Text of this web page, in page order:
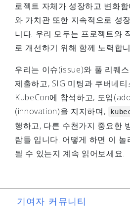
로젝트 자체가 성장하고 변화
와 가치관 또한 지속적으로 성
니다. 우리 모두는 프로젝트와
로 개선하기 위해 함께 노력합
우리는 이슈(issue)와 풀 리퀘
제출하고, SIG 미팅과 쿠버네
KubeCon에 참석하고, 도입
(innovation)을 지지하며,
행하고, 다른 수천가지 중요한
람들 입니다. 어떻게 하면 이
될 수 있는지 계속 읽어보세요.
기여자 커뮤니티